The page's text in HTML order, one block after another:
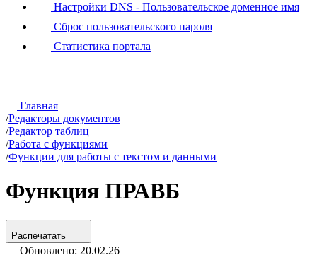
Настройки DNS - Пользовательское доменное имя
Сброс пользовательского пароля
Статистика портала
Главная
/Редакторы документов
/Редактор таблиц
/Работа с функциями
/Функции для работы с текстом и данными
Функция ПРАВБ
Распечатать
Обновлено: 20.02.26